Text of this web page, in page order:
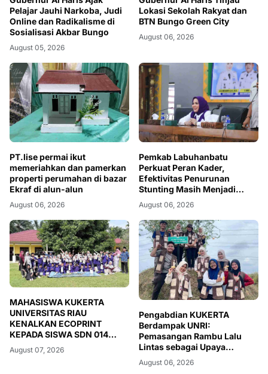
Pelajar Jauhi Narkoba, Judi
Online dan Radikalisme di
Sosialisasi Akbar Bungo
August 05, 2026
Lokasi Sekolah Rakyat dan
BTN Bungo Green City
August 06, 2026
PT.lise permai ikut
memeriahkan dan pamerkan
properti perumahan di bazar
Ekraf di alun-alun
August 06, 2026
Pemkab Labuhanbatu
Perkuat Peran Kader,
Efektivitas Penurunan
Stunting Masih Menjadi
Tantangan Bersama
August 06, 2026
MAHASISWA KUKERTA
UNIVERSITAS RIAU
KENALKAN ECOPRINT
KEPADA SISWA SDN 014
DESA PULAU RENGAS
August 07, 2026
Pengabdian KUKERTA
Berdampak UNRI:
Pemasangan Rambu Lalu
Lintas sebagai Upaya
Meningkatkan Keselamatan
Berkendara di Desa Kiab
August 06, 2026